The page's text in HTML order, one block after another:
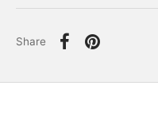
Share